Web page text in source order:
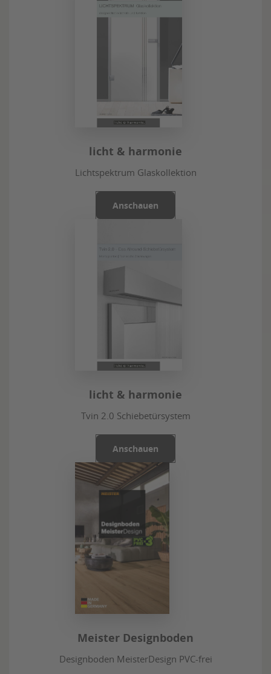
licht & harmonie
Lichtspektrum Glaskollektion
Anschauen
licht & harmonie
Tvin 2.0 Schiebetürsystem
Anschauen
Meister Designboden
Designboden MeisterDesign PVC-frei